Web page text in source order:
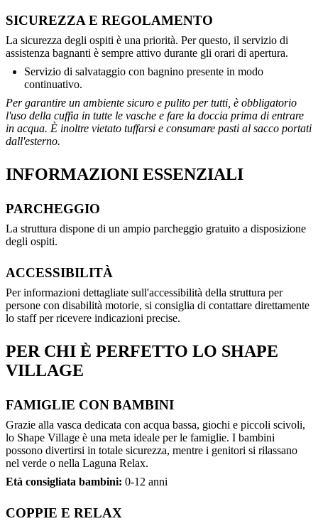
SICUREZZA E REGOLAMENTO
La sicurezza degli ospiti è una priorità. Per questo, il servizio di
assistenza bagnanti è sempre attivo durante gli orari di apertura.
Servizio di salvataggio con bagnino presente in modo
continuativo.
Per garantire un ambiente sicuro e pulito per tutti, è obbligatorio
l'uso della cuffia in tutte le vasche e fare la doccia prima di entrare
in acqua. È inoltre vietato tuffarsi e consumare pasti al sacco portati
dall'esterno.
INFORMAZIONI ESSENZIALI
PARCHEGGIO
La struttura dispone di un ampio parcheggio gratuito a disposizione
degli ospiti.
ACCESSIBILITÀ
Per informazioni dettagliate sull'accessibilità della struttura per
persone con disabilità motorie, si consiglia di contattare direttamente
lo staff per ricevere indicazioni precise.
PER CHI È PERFETTO LO SHAPE
VILLAGE
FAMIGLIE CON BAMBINI
Grazie alla vasca dedicata con acqua bassa, giochi e piccoli scivoli,
lo Shape Village è una meta ideale per le famiglie. I bambini
possono divertirsi in totale sicurezza, mentre i genitori si rilassano
nel verde o nella Laguna Relax.
Età consigliata bambini: 0-12 anni
COPPIE E RELAX